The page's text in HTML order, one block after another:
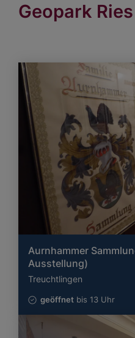
Geopark Ries
Aurnhammer
Ausstellung)
Treuchtlingen
geöffnet bis 13 Uhr